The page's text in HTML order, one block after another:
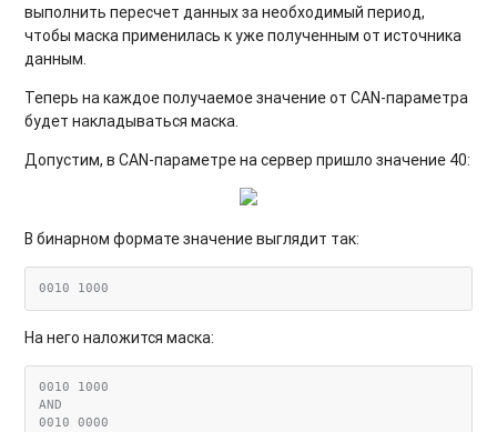
выполнить пересчет данных за необходимый период,
чтобы маска применилась к уже полученным от источника
данным.
Теперь на каждое получаемое значение от CAN-параметра
будет накладываться маска.
Допустим, в CAN-параметре на сервер пришло значение 40:
В бинарном формате значение выглядит так:
На него наложится маска:
0010 1000
AND
0010 0000